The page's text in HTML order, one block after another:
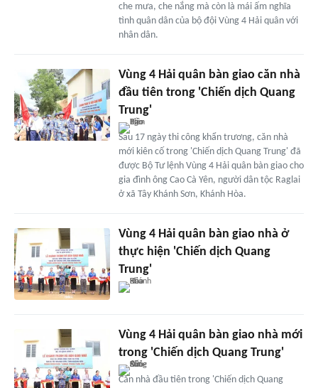
che mưa, che nắng mà còn là mái ấm nghĩa
tình quân dân của bộ đội Vùng 4 Hải quân với
nhân dân.
Vùng 4 Hải quân bàn giao căn nhà
đầu tiên trong 'Chiến dịch Quang
Trung'
Sau 17 ngày thi công khẩn trương, căn nhà
mới kiên cố trong 'Chiến dịch Quang Trung' đã
được Bộ Tư lệnh Vùng 4 Hải quân bàn giao cho
gia đình ông Cao Cà Yên, người dân tộc Raglai
ở xã Tây Khánh Sơn, Khánh Hòa.
Vùng 4 Hải quân bàn giao nhà ở
thực hiện 'Chiến dịch Quang
Trung'
Vùng 4 Hải quân bàn giao nhà mới
trong 'Chiến dịch Quang Trung'
Căn nhà đầu tiên trong 'Chiến dịch Quang